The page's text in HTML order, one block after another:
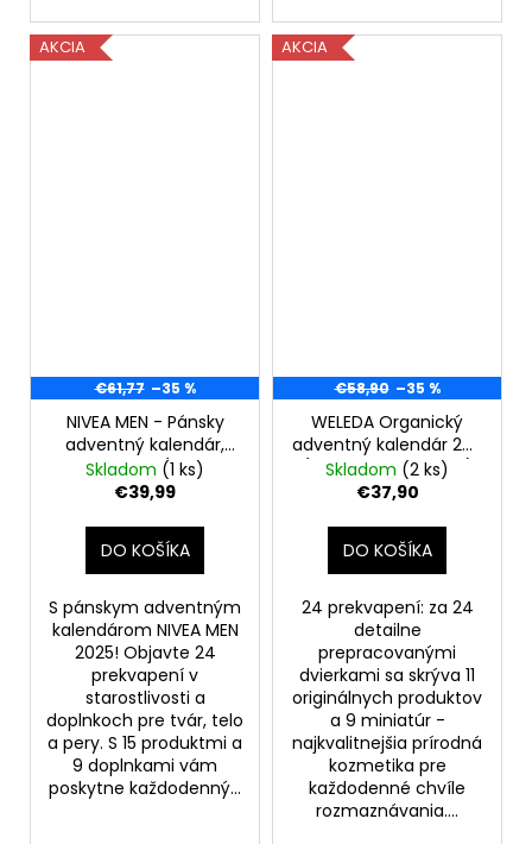
AKCIA
€61,77 –35 %
NIVEA MEN - Pánsky
adventný kalendár,
edícia 2025 (2 polo-
otvorené okná)
Skladom (1 ks)
€39,99
DO KOŠÍKA
S pánskym adventným
kalendárom NIVEA MEN
2025! Objavte 24
prekvapení v
starostlivosti a
doplnkoch pre tvár, telo
a pery. S 15 produktmi a
9 doplnkami vám
poskytne každodenný...
AKCIA
€58,90 –35 %
WELEDA Organický
adventný kalendár 24x
(2 Dvierka otvorené)
Skladom (2 ks)
€37,90
DO KOŠÍKA
24 prekvapení: za 24
detailne
prepracovanými
dvierkami sa skrýva 11
originálnych produktov
a 9 miniatúr -
najkvalitnejšia prírodná
kozmetika pre
každodenné chvíle
rozmaznávania....